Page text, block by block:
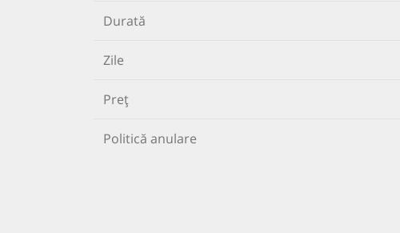
Durată
Zile
Preț
Politică anulare